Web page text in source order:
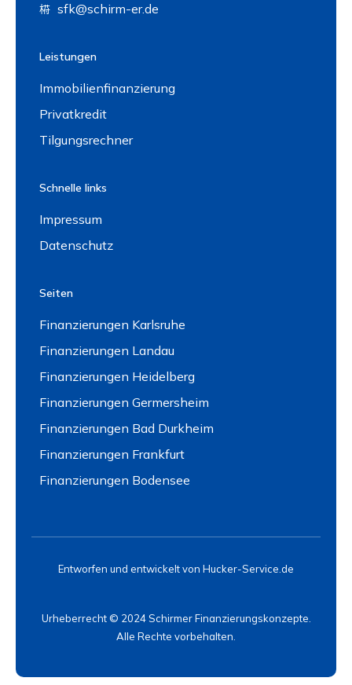
sfk@schirm-er.de
Leistungen
Immobilienfinanzierung
Privatkredit
Tilgungsrechner
Schnelle links
Impressum
Datenschutz
Seiten
Finanzierungen Karlsruhe
Finanzierungen Landau
Finanzierungen Heidelberg
Finanzierungen Germersheim
Finanzierungen Bad Durkheim
Finanzierungen Frankfurt
Finanzierungen Bodensee
Urheberrecht © 2024 Schirmer Finanzierungskonzepte.
Alle Rechte vorbehalten.
Entworfen und entwickelt von Hucker-Service.de